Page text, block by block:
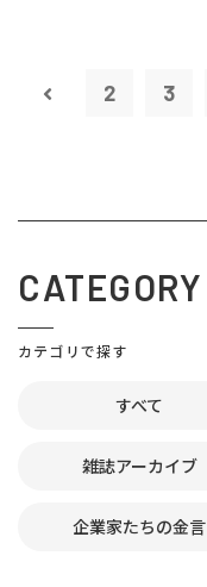
2 3
CATEGORY
カテゴリで探す
すべて
雑誌アーカイブ
企業家たちの金言